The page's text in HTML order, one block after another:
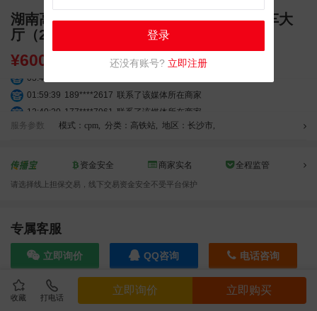
收藏 打电话
立即询价 立即购买
湖南高铁长沙南站LED大屏西广场二楼候车大
厅（2块）
¥60000.00
01:59:39 189****2617 联系了该媒体所在商家
12:40:20 177****7961 联系了该媒体所在商家
04:12:36 181****8167 联系了该媒体所在商家
01:50:54
192****2334
联系了该媒体所在商家
04:09:07
11:44:28 130****3379 联系了该媒体所在商家
08:36:41 191****0991
联系了该媒体所在商家
05:24:34
186****8762 联系了该媒体所在商家
06:11:20
联系了该媒体所在商家
服务参数 模式：cpm, 分类：高铁站, 地区：长沙市,
资金安全 商家实名 全程监管
请选择线上担保交易，线下交易资金安全不受平台保护
专属客服
立即询价 QQ咨询 电话咨询
效果截图
登录
还没有账号? 立即注册